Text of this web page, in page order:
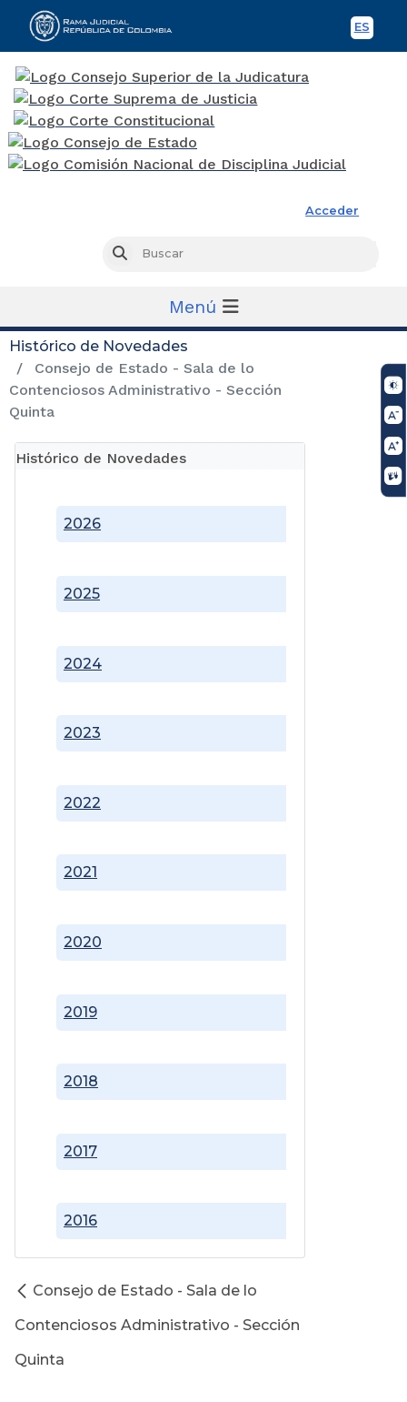
ES
Acceder
Buscar
Menú
Histórico de Novedades
Consejo de Estado - Sala de lo
Contenciosos Administrativo - Sección
Quinta
Histórico de Novedades
2016
2017
2018
2019
2020
2021
2022
2023
2024
2025
2026
Consejo de Estado - Sala de lo
Contenciosos Administrativo - Sección
Quinta